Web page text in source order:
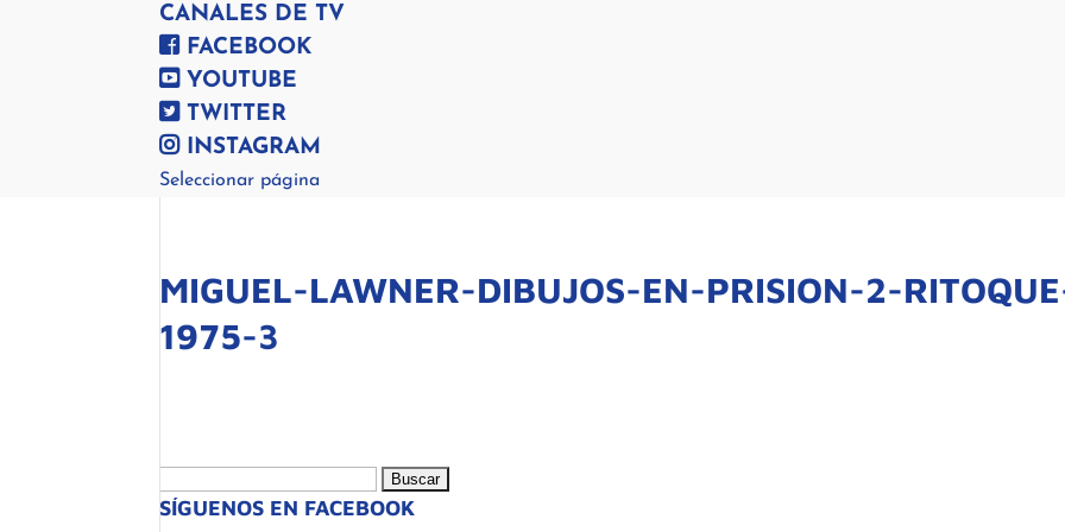
CANALES DE TV
FACEBOOK
YOUTUBE
TWITTER
INSTAGRAM
Seleccionar página
MIGUEL-LAWNER-DIBUJOS-EN-PRISION-2-
1975-3
SÍGUENOS EN FACEBOOK